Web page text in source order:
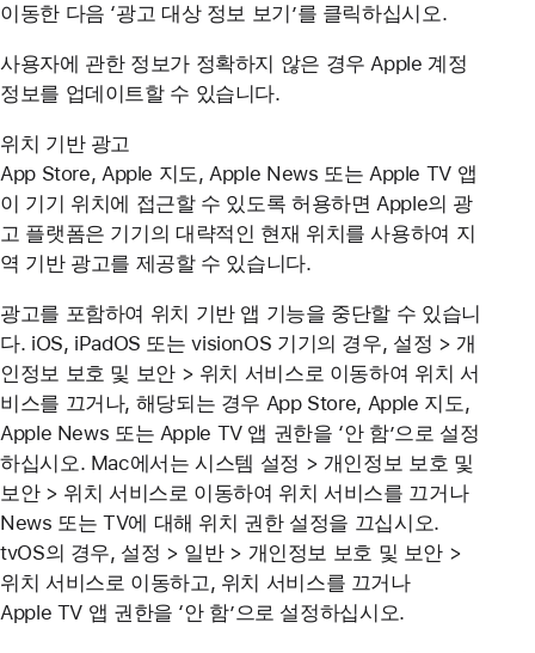
이동한 다음 ‘광고 대상 정보 보기’를 클릭하십시오.
사용자에 관한 정보가 정확하지 않은 경우 Apple 계정
정보를 업데이트할 수 있습니다.
위치 기반 광고
App Store, Apple 지도, Apple News 또는 Apple TV 앱
이 기기 위치에 접근할 수 있도록 허용하면 Apple의 광
고 플랫폼은 기기의 대략적인 현재 위치를 사용하여 지
역 기반 광고를 제공할 수 있습니다.
광고를 포함하여 위치 기반 앱 기능을 중단할 수 있습니
다. iOS, iPadOS 또는 visionOS 기기의 경우, 설정 > 개
인정보 보호 및 보안 > 위치 서비스로 이동하여 위치 서
비스를 끄거나, 해당되는 경우 App Store, Apple 지도,
Apple News 또는 Apple TV 앱 권한을 ‘안 함’으로 설정
하십시오. Mac에서는 시스템 설정 > 개인정보 보호 및
보안 > 위치 서비스로 이동하여 위치 서비스를 끄거나
News 또는 TV에 대해 위치 권한 설정을 끄십시오.
tvOS의 경우, 설정 > 일반 > 개인정보 보호 및 보안 >
위치 서비스로 이동하고, 위치 서비스를 끄거나
Apple TV 앱 권한을 ‘안 함’으로 설정하십시오.